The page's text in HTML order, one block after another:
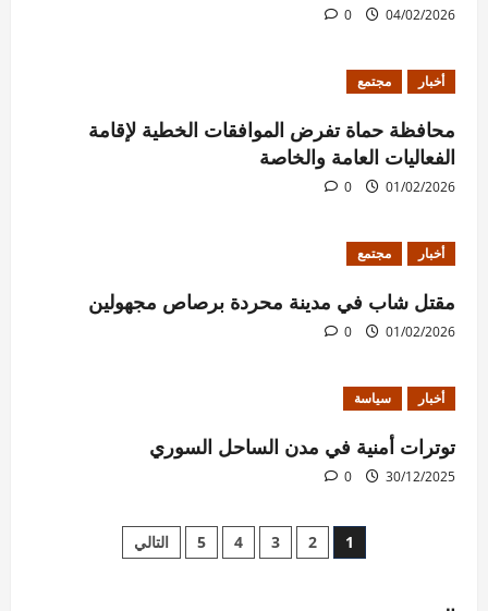
04/02/2026
0
أخبار مجتمع
محافظة حماة تفرض الموافقات الخطية لإقامة
الفعاليات العامة والخاصة
01/02/2026
0
أخبار مجتمع
مقتل شاب في مدينة محردة برصاص مجهولين
01/02/2026
0
أخبار سياسة
توترات أمنية في مدن الساحل السوري
30/12/2025
0
Posts
1
2
3
4
5 التالي